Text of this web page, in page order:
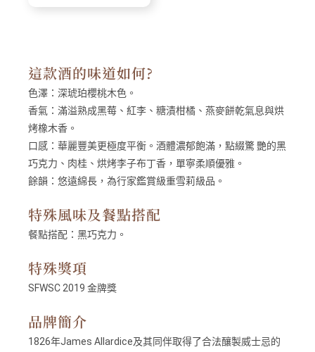
這款酒的味道如何?
色澤： 深琥珀櫻桃木色。
香氣： 滿溢熟成黑莓、紅李、糖漬柑橘、燕麥餅乾氣息與烘
烤橡木香。
口感： 華麗豐美更極度平衡。酒體濃郁飽滿，點綴驚 艷的黑
巧克力、肉桂、烘烤李子布丁香，單寧柔順優雅。
餘韻： 悠遠綿長，為行家鑑賞級重雪莉級品。
特殊風味及餐點搭配
餐點搭配： 黑巧克力。
特殊獎項
SFWSC 2019 金牌獎
品牌簡介
1826年James Allardice及其同伴取得了合法釀製威士忌的